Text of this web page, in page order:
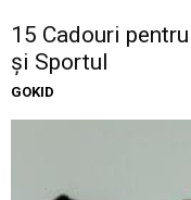
15 Cadouri
și Sportul
GOKID